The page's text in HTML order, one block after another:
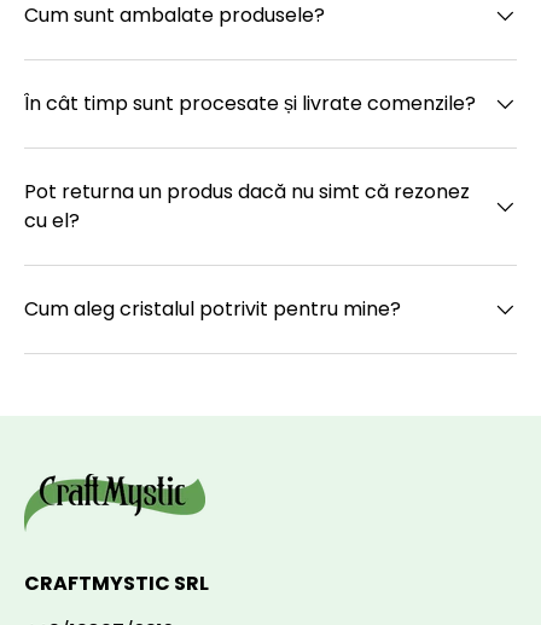
Cum sunt ambalate produsele?
În cât timp sunt procesate și livrate comenzile?
Pot returna un produs dacă nu simt că rezonez
cu el?
Cum aleg cristalul potrivit pentru mine?
CRAFTMYSTIC SRL